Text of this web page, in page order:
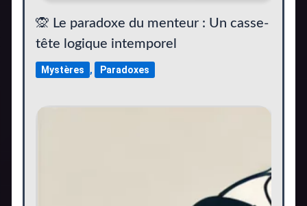
🙊 Le paradoxe du menteur : Un casse-
tête logique intemporel
Mystères , Paradoxes